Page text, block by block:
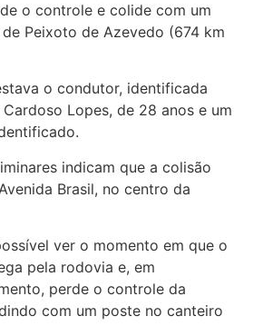
o controle e colide com um
Peixoto de Azevedo (674 km
o condutor, identificada
Lopes, de 28 anos e um
indicam que a colisão
Brasil, no centro da
ver o momento em que o
pela rodovia e, em
perde o controle da
com um poste no canteiro